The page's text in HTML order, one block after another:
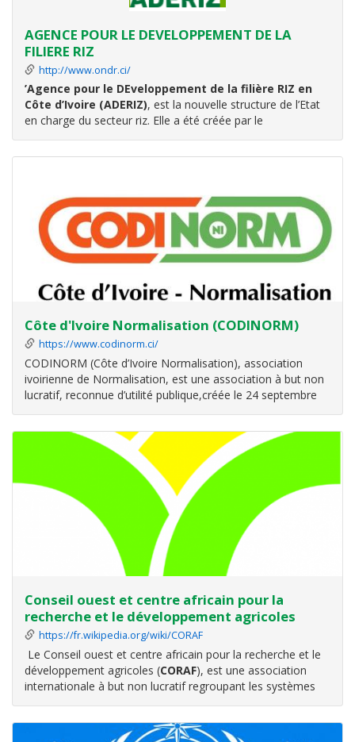
AGENCE POUR LE DEVELOPPEMENT DE LA
FILIERE RIZ
http://www.ondr.ci/
’Agence pour le DEveloppement de la filière RIZ en
Côte d’Ivoire (ADERIZ), est la nouvelle structure de l’Etat
en charge du secteur riz. Elle a été créée par le
Côte d'Ivoire Normalisation (CODINORM)
https://www.codinorm.ci/
CODINORM (Côte d’Ivoire Normalisation), association
ivoirienne de Normalisation, est une association à but non
lucratif, reconnue d’utilité publique,créée le 24 septembre
Elle regroupe en son sein les entreprises
Conseil ouest et centre africain pour la
recherche et le développement agricoles
https://fr.wikipedia.org/wiki/CORAF
Le Conseil ouest et centre africain pour la recherche et le
développement agricoles (CORAF), est une association
internationale à but non lucratif regroupant les systèmes